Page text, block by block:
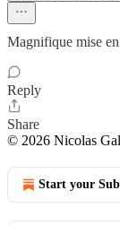
Magnifique mise
Reply
Share
© 2026 Nicolas
Start your